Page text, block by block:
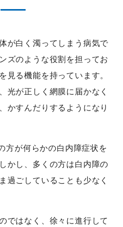
が白く濁ってしまう病気で
ズのような役割を担ってお
見る機能を持っています。
光が正しく網膜に届かなく
かすんだりするようになり
方が何らかの白内障症状を
かし、多くの方は白内障の
過ごしていることも少なく
ではなく、徐々に進行して